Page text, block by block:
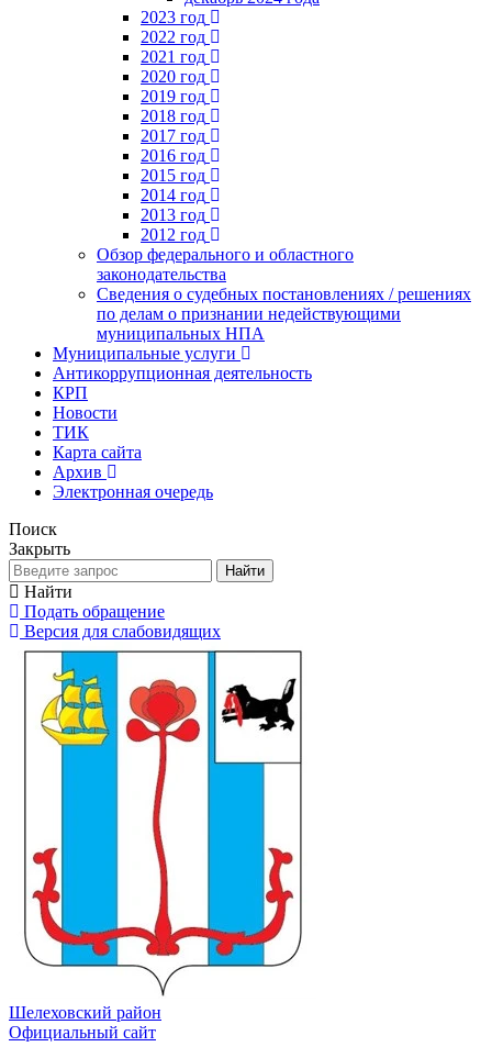
2023 год
2022 год
2021 год
2020 год
2019 год
2018 год
2017 год
2016 год
2015 год
2014 год
2013 год
2012 год
Обзор федерального и областного
законодательства
Сведения о судебных постановлениях / решениях
по делам о признании недействующими
муниципальных НПА
Муниципальные услуги
Антикоррупционная деятельность
КРП
Новости
ТИК
Карта сайта
Архив
Электронная очередь
Поиск
Закрыть
Найти
Найти
Подать обращение
Версия для слабовидящих
Шелеховский район
Официальный сайт